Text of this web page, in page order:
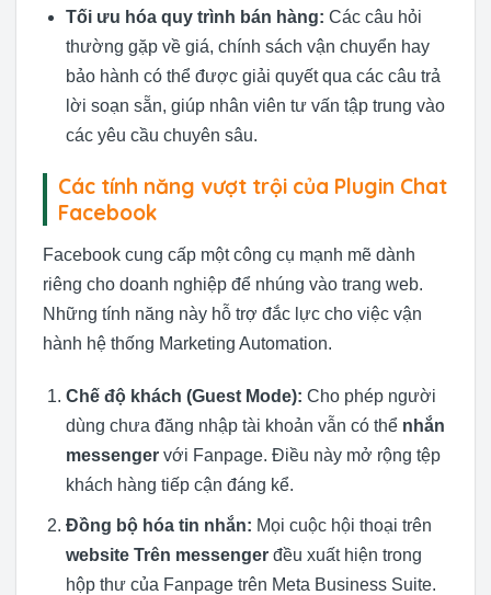
Tối ưu hóa quy trình bán hàng: Các câu hỏi
thường gặp về giá, chính sách vận chuyển hay
bảo hành có thể được giải quyết qua các câu trả
lời soạn sẵn, giúp nhân viên tư vấn tập trung vào
các yêu cầu chuyên sâu.
Các tính năng vượt trội của Plugin Chat
Facebook
Facebook cung cấp một công cụ mạnh mẽ dành
riêng cho doanh nghiệp để nhúng vào trang web.
Những tính năng này hỗ trợ đắc lực cho việc vận
hành hệ thống Marketing Automation.
Chế độ khách (Guest Mode): Cho phép người
dùng chưa đăng nhập tài khoản vẫn có thể nhắn
messengervới Fanpage. Điều này mở rộng tệp
khách hàng tiếp cận đáng kể.
Đồng bộ hóa tin nhắn: Mọi cuộc hội thoại trên
website Trên messengerđều xuất hiện trong
hộp thư của Fanpage trên Meta Business Suite.